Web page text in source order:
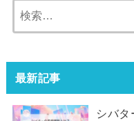
最新記事
シバタ